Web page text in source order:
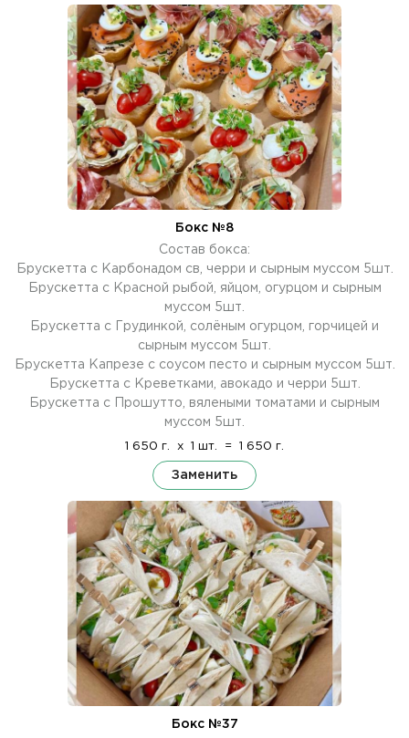
Бокс №8
Состав бокса:
Брускетта с Карбонадом св, черри и сырным муссом 5шт.
Брускетта с Красной рыбой, яйцом, огурцом и сырным
муссом 5шт.
Брускетта с Грудинкой, солёным огурцом, горчицей и
сырным муссом 5шт.
Брускетта Капрезе с соусом песто и сырным муссом 5шт.
Брускетта с Креветками, авокадо и черри 5шт.
Брускетта с Прошутто, вялеными томатами и сырным
муссом 5шт.
1 650 г. x 1 шт. = 1 650 г.
Заменить
Бокс №37